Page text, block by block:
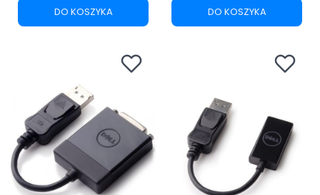
DO KOSZYKA DO KOSZYKA